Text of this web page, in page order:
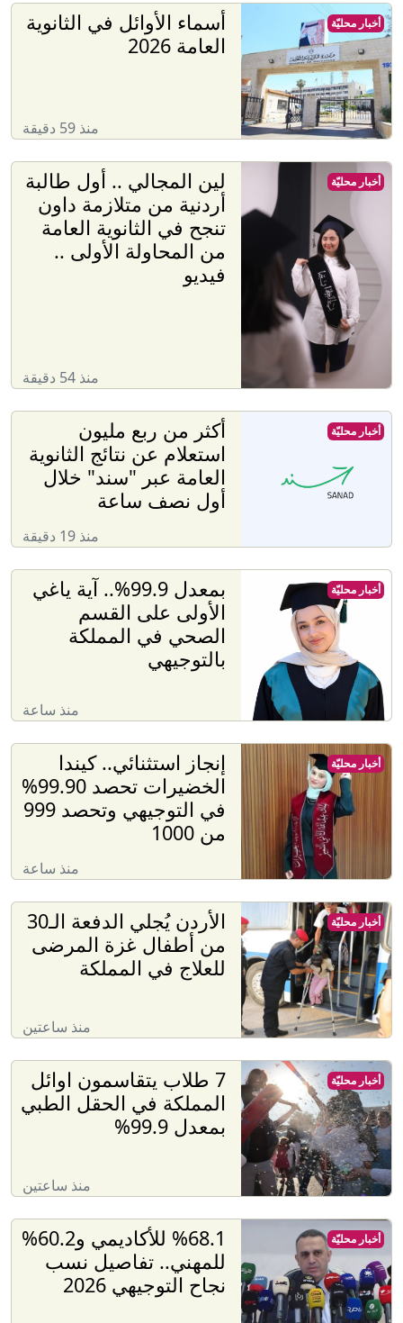
أسماء الأوائل في الثانوية
العامة 2026
منذ 59 دقيقة
أخبار محليّة
لين المجالي .. أول طالبة
أردنية من متلازمة داون
تنجح في الثانوية العامة
من المحاولة الأولى ..
فيديو
منذ 54 دقيقة
أخبار محليّة
أكثر من ربع مليون
استعلام عن نتائج الثانوية
العامة عبر "سند" خلال
أول نصف ساعة
منذ 19 دقيقة
أخبار محليّة
بمعدل 99.9%.. آية ياغي
الأولى على القسم
الصحي في المملكة
بالتوجيهي
منذ ساعة
أخبار محليّة
إنجاز استثنائي.. كيندا
الخضيرات تحصد 99.90%
في التوجيهي وتحصد 999
من 1000
منذ ساعة
أخبار محليّة
الأردن يُجلي الدفعة الـ30
من أطفال غزة المرضى
للعلاج في المملكة
منذ ساعتين
أخبار محليّة
7 طلاب يتقاسمون اوائل
المملكة في الحقل الطبي
بمعدل 99.9%
منذ ساعتين
أخبار محليّة
%68.1 للأكاديمي و60.2%
للمهني.. تفاصيل نسب
نجاح التوجيهي 2026
أخبار محليّة